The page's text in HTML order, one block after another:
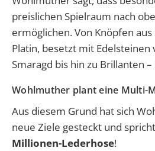
preislichen Spielraum nach
ermöglichen. Von Knöpfen
Platin, besetzt mit Edelsteinen
Smaragd bis hin zu Brillanten
Wohlmuther plant eine Multi-
Aus diesem Grund hat sich
neue Ziele gesteckt und
Millionen-Lederhose!